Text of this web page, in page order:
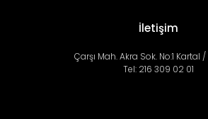
İletişim
Çarşı Mah. Akra Sok. No:1 Kartal
Tel: 216 309 02 01